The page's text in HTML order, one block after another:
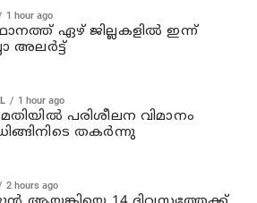
1 hour ago
ഏഴ് ജില്ലകളില്‍ ഇന്ന്
അലര്‍ട്ട്
1 hour ago
പരിശീലന വിമാനം
തകര്‍ന്നു
2 hours ago